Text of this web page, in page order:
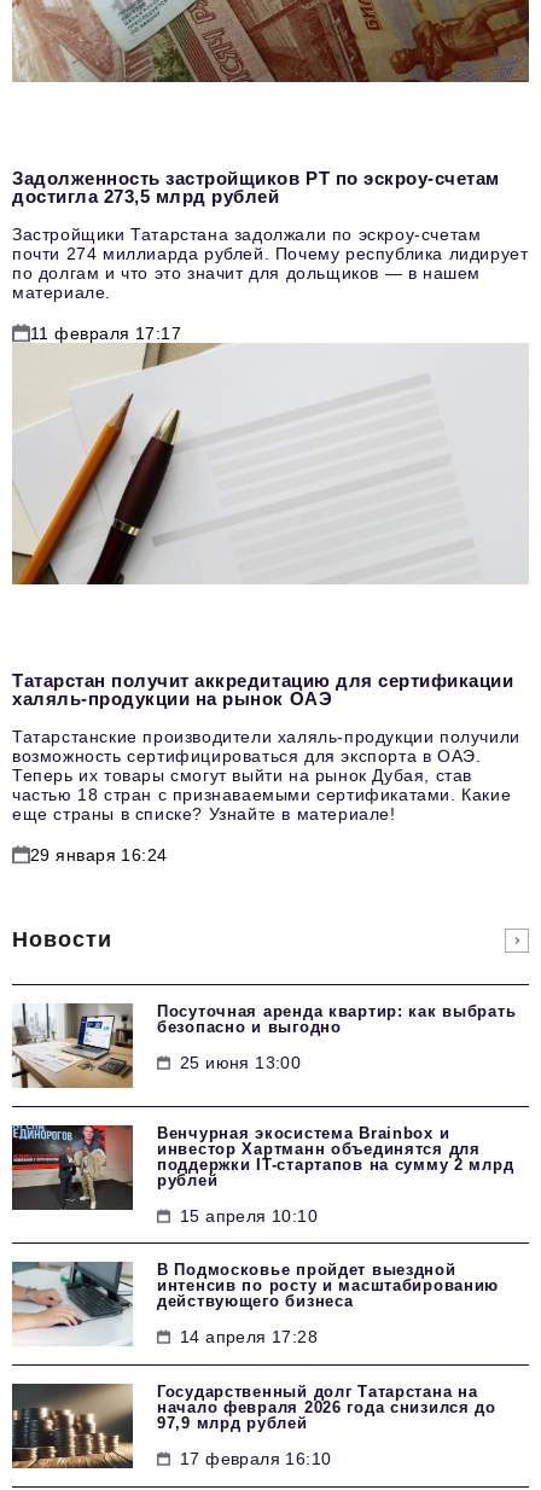
Задолженность застройщиков РТ по эскроу-счетам
достигла 273,5 млрд рублей
Застройщики Татарстана задолжали по эскроу-счетам
почти 274 миллиарда рублей. Почему республика лидирует
по долгам и что это значит для дольщиков — в нашем
материале.
11 февраля 17:17
Татарстан получит аккредитацию для сертификации
халяль-продукции на рынок ОАЭ
Татарстанские производители халяль-продукции получили
возможность сертифицироваться для экспорта в ОАЭ.
Теперь их товары смогут выйти на рынок Дубая, став
частью 18 стран с признаваемыми сертификатами. Какие
еще страны в списке? Узнайте в материале!
29 января 16:24
Новости
Посуточная аренда квартир: как выбрать
безопасно и выгодно
25 июня 13:00
Венчурная экосистема Brainbox и
инвестор Хартманн объединятся для
поддержки IT-стартапов на сумму 2 млрд
рублей
15 апреля 10:10
В Подмосковье пройдет выездной
интенсив по росту и масштабированию
действующего бизнеса
14 апреля 17:28
Государственный долг Татарстана на
начало февраля 2026 года снизился до
97,9 млрд рублей
17 февраля 16:10